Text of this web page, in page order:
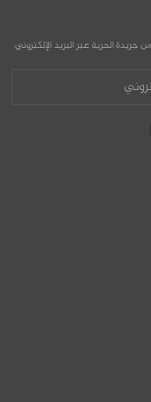
جريدة الحرية عبر البريد الإلكتروني: